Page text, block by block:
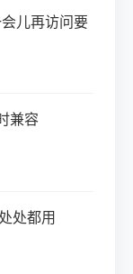
儿再访问要
兼容
处都用